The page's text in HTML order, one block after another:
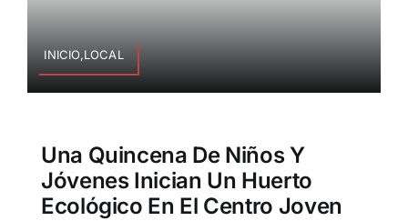
INICIO,LOCAL
Una Quincena De Niños Y
Jóvenes Inician Un Huerto
Ecológico En El Centro Joven